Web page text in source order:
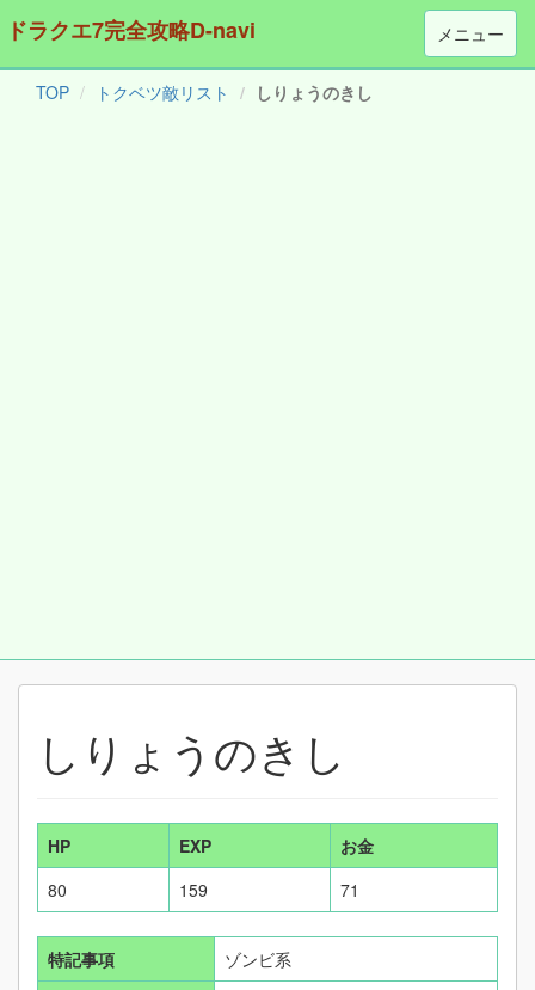
メニュー
ドラクエ7完全攻略D-navi
TOP トクベツ敵リスト しりょうのきし
しりょうのきし
HP EXP
お金
80
159 71
特記事項
ゾンビ系